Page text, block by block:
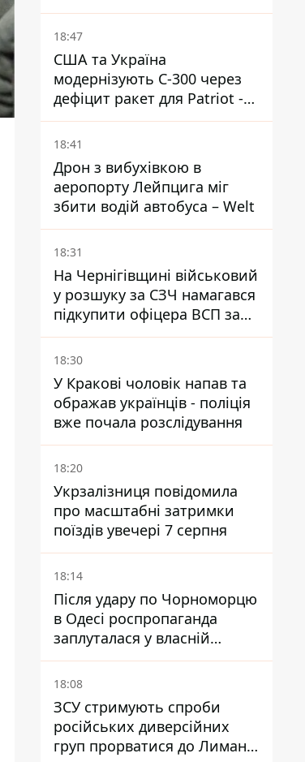
18:47
США та Україна
модернізують С-300 через
дефіцит ракет для Patriot -
ЗМІ
18:41
Дрон з вибухівкою в
аеропорту Лейпцига міг
збити водій автобуса – Welt
18:31
На Чернігівщині військовий
у розшуку за СЗЧ намагався
підкупити офіцера ВСП за
40 тисяч гривень
18:30
У Кракові чоловік напав та
ображав українців - поліція
вже почала розслідування
18:20
Укрзалізниця повідомила
про масштабні затримки
поїздів увечері 7 серпня
18:14
Після удару по Чорноморцю
в Одесі роспропаганда
заплуталася у власній
брехні
18:08
ЗСУ стримують спроби
російських диверсійних
груп прорватися до Лимана